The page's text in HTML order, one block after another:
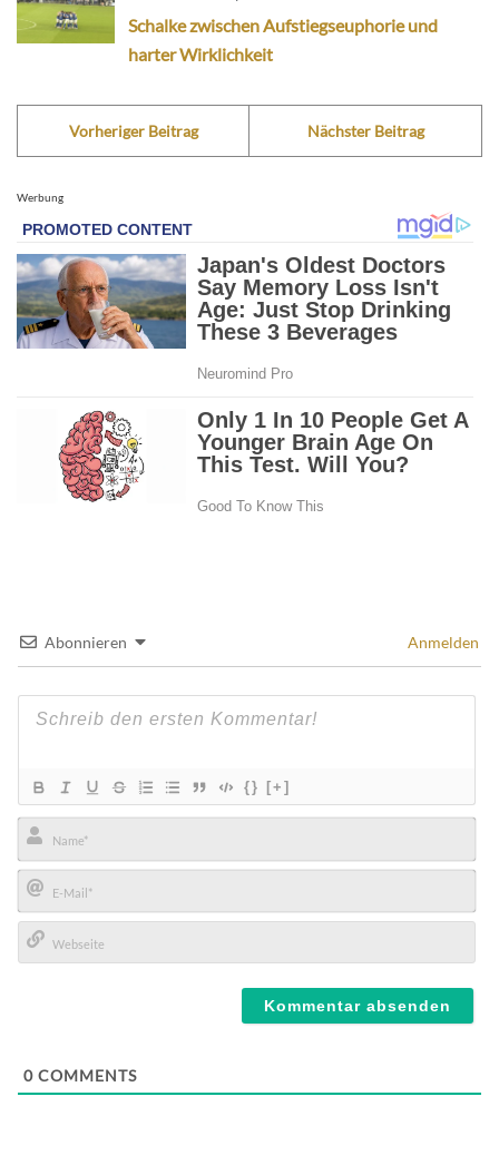
Schalke zwischen Aufstiegseuphorie und
harter Wirklichkeit
Vorheriger Beitrag Nächster Beitrag
Werbung
Abonnieren Anmelden
{} [+]
Name*
E-
Mail*
0 COMMENTS